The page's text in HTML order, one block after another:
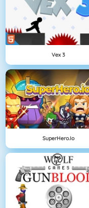
Vex 3
SuperHero.io